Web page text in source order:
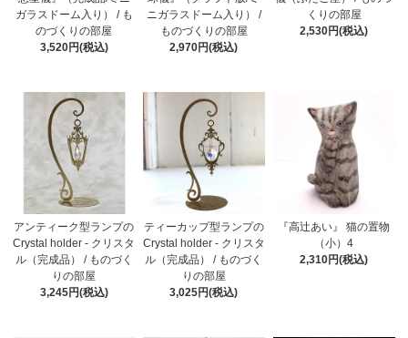
ガラスドーム入り） / も
のづくりの部屋
3,520円(税込)
ニガラスドーム入り） /
ものづくりの部屋
2,970円(税込)
くりの部屋
2,530円(税込)
アンティーク型ランプの
Crystal holder - クリスタ
ル（完成品） / ものづく
りの部屋
3,245円(税込)
ティーカップ型ランプの
Crystal holder - クリスタ
ル（完成品） / ものづく
りの部屋
3,025円(税込)
『高辻あい』 猫の置物
（小）4
2,310円(税込)